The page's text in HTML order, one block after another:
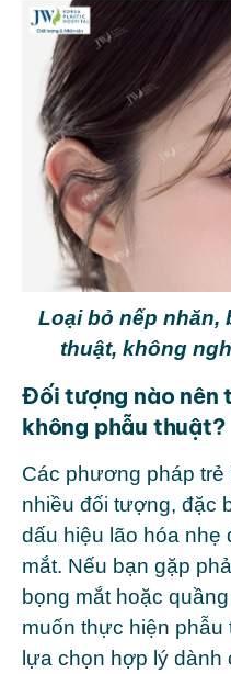
Loại bỏ nếp nhăn,
thuật, không
Đối tượng nào nên
không phẫu thuật?
Các phương pháp
nhiều đối tượng, đặc
dấu hiệu lão hóa nhẹ
mắt. Nếu bạn gặp
bọng mắt hoặc
muốn thực hiện phẫu
lựa chọn hợp lý dành